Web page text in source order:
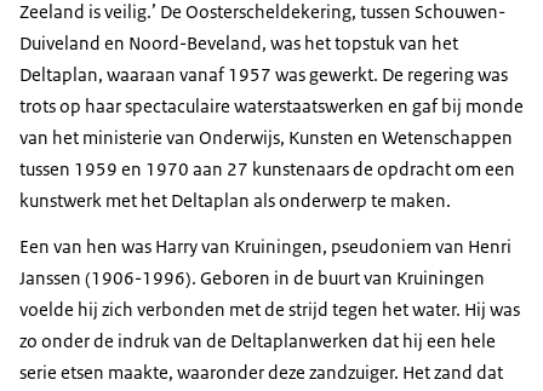
Zeeland is veilig.’ De Oosterscheldekering, tussen Schouwen-
Duiveland en Noord-Beveland, was het topstuk van het
Deltaplan, waaraan vanaf 1957 was gewerkt. De regering was
trots op haar spectaculaire waterstaatswerken en gaf bij monde
van het ministerie van Onderwijs, Kunsten en Wetenschappen
tussen 1959 en 1970 aan 27 kunstenaars de opdracht om een
kunstwerk met het Deltaplan als onderwerp te maken.
Een van hen was Harry van Kruiningen, pseudoniem van Henri
Janssen (1906-1996). Geboren in de buurt van Kruiningen
voelde hij zich verbonden met de strijd tegen het water. Hij was
zo onder de indruk van de Deltaplanwerken dat hij een hele
serie etsen maakte, waaronder deze zandzuiger. Het zand dat